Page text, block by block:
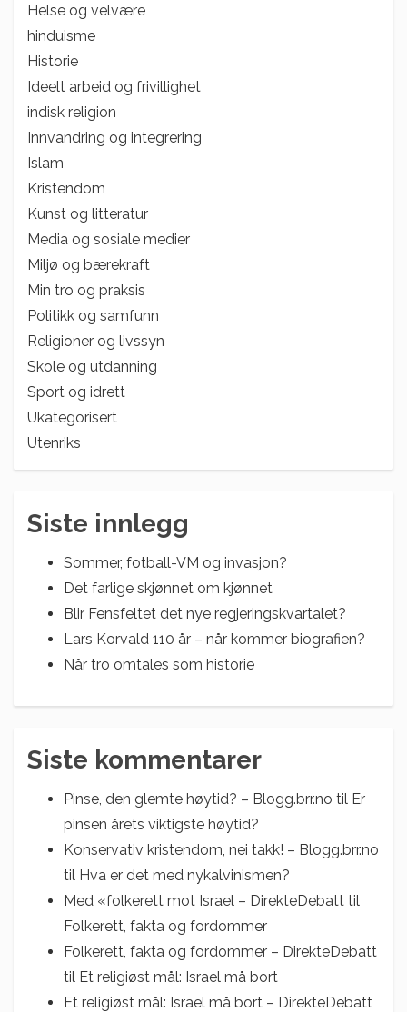
Helse og velvære
hinduisme
Historie
Ideelt arbeid og frivillighet
indisk religion
Innvandring og integrering
Islam
Kristendom
Kunst og litteratur
Media og sosiale medier
Miljø og bærekraft
Min tro og praksis
Politikk og samfunn
Religioner og livssyn
Skole og utdanning
Sport og idrett
Ukategorisert
Utenriks
Siste innlegg
Sommer, fotball-VM og invasjon?
Det farlige skjønnet om kjønnet
Blir Fensfeltet det nye regjeringskvartalet?
Lars Korvald 110 år – når kommer biografien?
Når tro omtales som historie
Siste kommentarer
Pinse, den glemte høytid? – Blogg.brr.no til Er
pinsen årets viktigste høytid?
Konservativ kristendom, nei takk! – Blogg.brr.no
til Hva er det med nykalvinismen?
Med «folkerett mot Israel – DirekteDebatt til
Folkerett, fakta og fordommer
Folkerett, fakta og fordommer – DirekteDebatt
til Et religiøst mål: Israel må bort
Et religiøst mål: Israel må bort – DirekteDebatt